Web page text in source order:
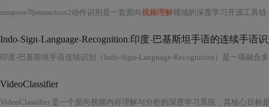
mmpose与mmaction2动作识别是一套面向视频理解领域的深度学习开源工具链，其核心价值在于将人体姿态估计（pose estimation）与动作识别
Indo-Sign-Language-Recognition:印度-巴基斯坦手语的连续手语
印度-巴基斯坦手语连续识别（Indo-Sign-Language-Recognition）是一项融合多模态感知、时序建模与跨语言文化适配的前沿人工智能研究课题，其核心目标是构建可泛化、鲁棒性强、具备实际部署能力的连续手语理解系统。该任务远超传统孤立词手势分类范畴，需在真实语境下处理自然、连贯、无明
VideoClassifier